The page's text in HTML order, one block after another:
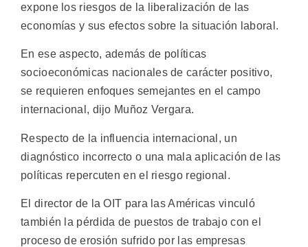
expone los riesgos de la liberalización de las
economías y sus efectos sobre la situación laboral.
En ese aspecto, además de políticas
socioeconómicas nacionales de carácter positivo,
se requieren enfoques semejantes en el campo
internacional, dijo Muñoz Vergara.
Respecto de la influencia internacional, un
diagnóstico incorrecto o una mala aplicación de las
políticas repercuten en el riesgo regional.
El director de la OIT para las Américas vinculó
también la pérdida de puestos de trabajo con el
proceso de erosión sufrido por las empresas